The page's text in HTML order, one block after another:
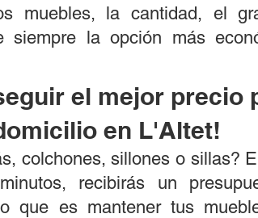
muebles, la cantidad, el
siempre la opción más
el mejor precio
en L'Altet!
colchones, sillones o sillas?
recibirás un
que es mantener tus